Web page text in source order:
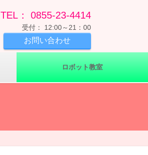
TEL： 0855-23-4414
受付： 12:00～21：00
お問い合わせ
ロボット教室